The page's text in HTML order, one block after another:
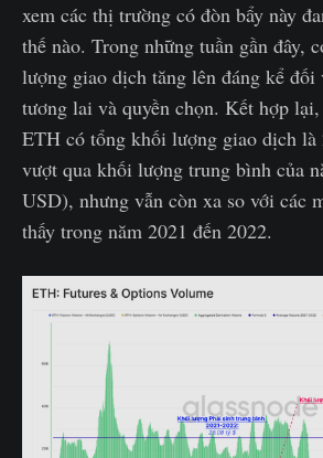
xem các thị trường có đòn bẩy này
thế nào. Trong những tuần gần đây,
lượng giao dịch tăng lên đáng kể đối
tương lai và quyền chọn. Kết hợp
ETH có tổng khối lượng giao dịch là
vượt qua khối lượng trung bình của
USD), nhưng vẫn còn xa so với các
thấy trong năm 2021 đến 2022.